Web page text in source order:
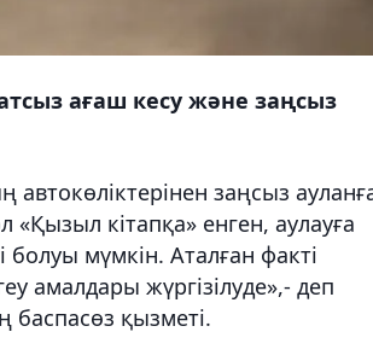
ағаш кесу және заңсыз
заңсыз
кітапқа» енген, аулауға
мүмкін. Аталған факті
амалдары жүргізілуде»,- деп
қызметі.